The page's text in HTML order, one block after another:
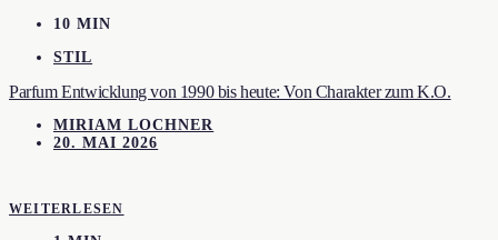
10 MIN
STIL
Parfum Entwicklung von 1990 bis heute: Von Charakter zum K.O.
MIRIAM LOCHNER
20. MAI 2026
WEITERLESEN